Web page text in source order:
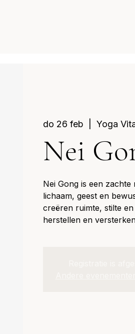
do 26 feb Yoga
Nei
Nei Gong is een zachte
lichaam, geest en
creëren ruimte, stilte
herstellen en